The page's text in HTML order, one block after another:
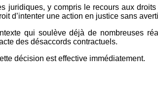
juridiques, y compris le recours aux
d’intenter une action en justice sans
qui soulève déjà de nombreuses
des désaccords contractuels.
décision est effective immédiatement.